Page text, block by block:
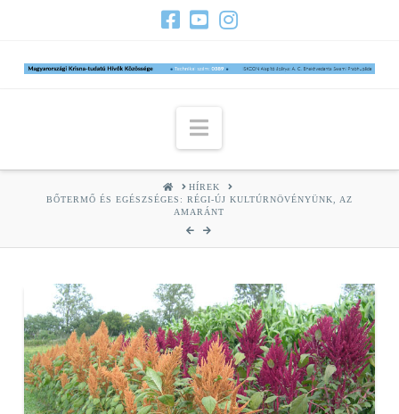
Navigation
HOMEHÍREK
BŐTERMŐ ÉS EGÉSZSÉGES: RÉGI-ÚJ KULTÚRNÖVÉNYÜNK, AZ
AMARÁNT